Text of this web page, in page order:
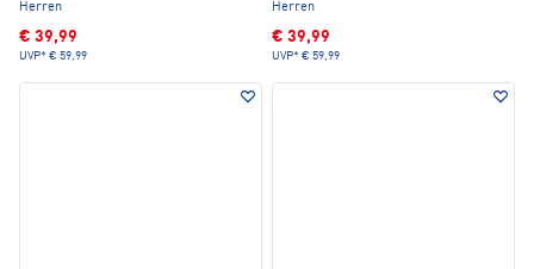
Herren
€ 39,99
UVP* € 59,99
Herren
€ 39,99
UVP* € 59,99